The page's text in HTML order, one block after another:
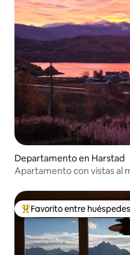
Departamento en Harstad
Apartamento con vistas al
De los mejores en Favorito
Favorito entre huéspedes